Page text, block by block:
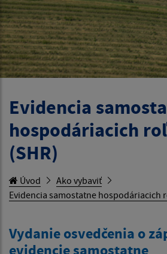
Evidencia
hospodáriacich
(SHR)
Úvod
Ako vybaviť
Evidencia samostatne hospodáriacich
Vydanie osvedčenia o
evidencie samostatne